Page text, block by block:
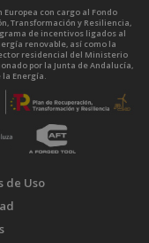
Europea con cargo al Fondo
Transformación y Resiliencia,
de incentivos ligados al
renovable, así como la
residencial del Ministerio
por la Junta de Andalucía,
la Energía.
de Uso